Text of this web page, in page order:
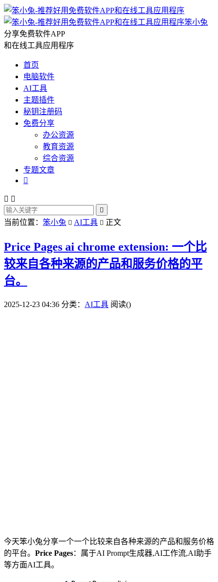
笨小兔
分享免费软件APP
和在线工具应用程序
首页
电脑软件
AI工具
主题插件
秘钥注册码
免费分享
办公资源
教育资源
综合资源
专题文章

 

当前位置： 笨小兔  AI工具  正文
Price Pages ai chrome extension: 一个比
较来自各种来源的产品和服务价格的平
台。
2025-12-23 04:36 分类： AI工具 阅读()
今天笨小兔分享一个一个比较来自各种来源的产品和服务价格
的平台。 Price Pages：属于AI Prompt生成器,AI工作流,AI助手
等方面AI工具。